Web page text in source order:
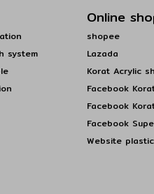
system
Online
shopee
Lazada
Korat Acrylic
Facebook
Facebook
Facebook
Website